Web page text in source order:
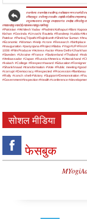
#अयोध्या #अमरोहा #अलीगढ़ #अंबेडकर नगर#अमेठी
#चित्रकूट #जौनपुर #जालौन #झांसी #देवरिया #प्रतापगढ़
#मुजफ्फरनगर #मथुरा #महाराजगंज #महोबा #मिर्जापुर
#शाहजहांपुर #हरदोई #हाथरस#हापुड़ #हमीरपुर
#Pakistan #Akhilesh Yadav #Padmini Kolhapuri #Boni Kapoor
Kishan #Govinda #Urvashi Rautela #Randeep Hudda
Patekar #Pankaj Tripathi#Rajinikanth#Shekhar Suman
#Economic #Woman #Help #crore #Research #birthplace
#Inauguration #pariyojana #Project #Baba #Yogi #UP #First
1008 #Film Producer #Actress #actor#New Delhi
#Sweden #Ukraine #France #Switzerland #Thailand
#Ambassador #Japan #Russia #America #Uttarakhand
#kalash #College #Respect #award #Education #Foreigner
#Shankhnaad #transformation #Vote #Public meeting
#corrupt #Democracy #Respected #Procession #flambeau
#Rally #conch shell #Victory #Support #Demonstration
#Government#inspection #Health #conference
सोशल मीडिया
फेसबुक